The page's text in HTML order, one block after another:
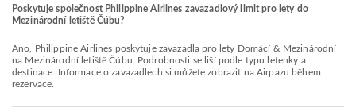
Poskytuje společnost Philippine Airlines zavazadlový limit pro lety do
Mezinárodní letiště Čúbu?
Ano, Philippine Airlines poskytuje zavazadla pro lety Domácí & Mezinárodní
na Mezinárodní letiště Čúbu. Podrobnosti se liší podle typu letenky a
destinace. Informace o zavazadlech si můžete zobrazit na Airpazu během
rezervace.